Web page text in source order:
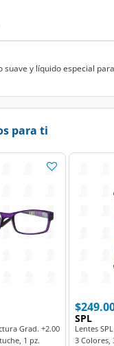
suave y líquido especial
para ti
Grad. +2.00
1 pz.
SPL
Lentes
3 Colores,